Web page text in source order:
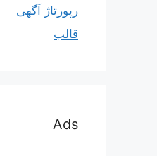
رپورتاژ آگهی
قالب
Ads